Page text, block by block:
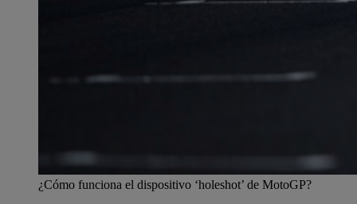
¿Cómo funciona el dispositivo ‘holeshot’ de MotoGP?